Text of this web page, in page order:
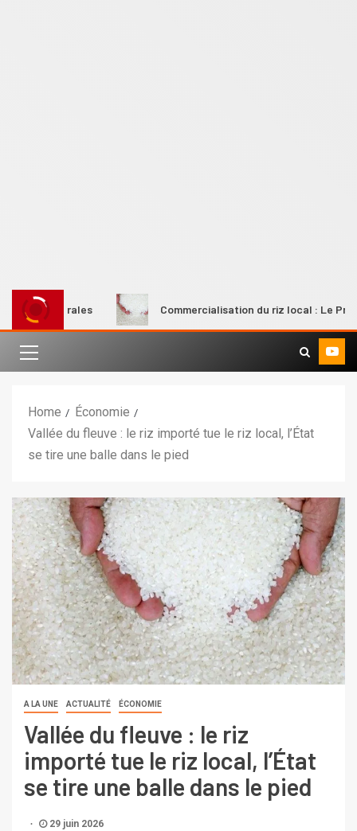
rurales Commercialisation du riz local : Le Premier
Home
Économie
Vallée du fleuve : le riz importé tue le riz local, l’État
se tire une balle dans le pied
A LA UNE ACTUALITÉ ÉCONOMIE
Vallée du fleuve : le riz
importé tue le riz local, l’État
se tire une balle dans le pied
29 juin 2026